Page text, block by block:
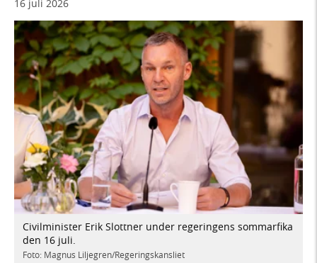
16 juli 2026
Civilminister Erik Slottner under regeringens sommarfika
den 16 juli.
Foto: Magnus Liljegren/Regeringskansliet